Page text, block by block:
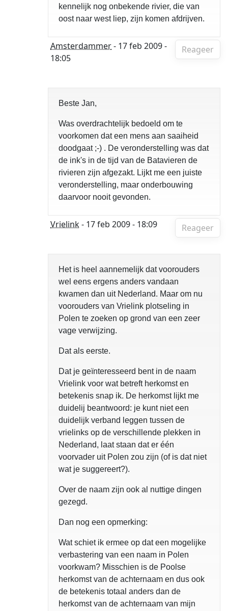
kennelijk nog onbekende rivier, die van
oost naar west liep, zijn komen afdrijven.
Reageer
Amsterdammer- 17 feb 2009 -
18:05
Beste Jan,
Was overdrachtelijk bedoeld om te
voorkomen dat een mens aan saaiheid
doodgaat ;-) . De veronderstelling was dat
de ink's in de tijd van de Batavieren de
rivieren zijn afgezakt. Lijkt me een juiste
veronderstelling, maar onderbouwing
daarvoor nooit gevonden.
Reageer
Vrielink- 17 feb 2009 - 18:09
Het is heel aannemelijk dat voorouders
wel eens ergens anders vandaan
kwamen dan uit Nederland. Maar om nu
voorouders van Vrielink plotseling in
Polen te zoeken op grond van een zeer
vage verwijzing.
Dat als eerste.
Dat je geïnteresseerd bent in de naam
Vrielink voor wat betreft herkomst en
betekenis snap ik. De herkomst lijkt me
duidelij beantwoord: je kunt niet een
duidelijk verband leggen tussen de
vrielinks op de verschillende plekken in
Nederland, laat staan dat er één
voorvader uit Polen zou zijn (of is dat niet
wat je suggereert?).
Over de naam zijn ook al nuttige dingen
gezegd.
Dan nog een opmerking:
Wat schiet ik ermee op dat een mogelijke
verbastering van een naam in Polen
voorkwam? Misschien is de Poolse
herkomst van de achternaam en dus ook
de betekenis totaal anders dan de
herkomst van de achternaam van mijn